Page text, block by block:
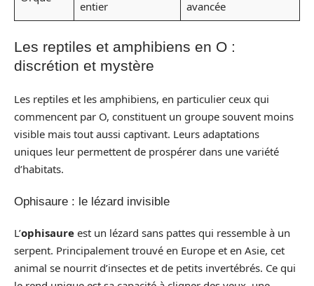
entier avancée
Les reptiles et amphibiens en O :
discrétion et mystère
Les reptiles et les amphibiens, en particulier ceux qui
commencent par O, constituent un groupe souvent moins
visible mais tout aussi captivant. Leurs adaptations
uniques leur permettent de prospérer dans une variété
d’habitats.
Ophisaure : le lézard invisible
L’ophisaure est un lézard sans pattes qui ressemble à un
serpent. Principalement trouvé en Europe et en Asie, cet
animal se nourrit d’insectes et de petits invertébrés. Ce qui